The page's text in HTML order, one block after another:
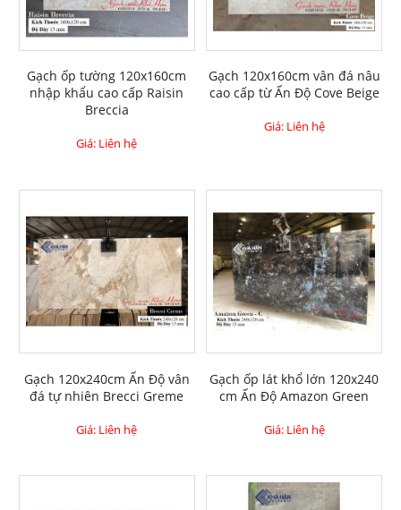
Gạch ốp tường 120x160cm
nhập khẩu cao cấp Raisin
Breccia
Giá: Liên hệ
Gạch 120x160cm vân đá nâu
cao cấp từ Ấn Độ Cove Beige
Giá: Liên hệ
Gạch 120x240cm Ấn Độ vân
đá tự nhiên Brecci Greme
Giá: Liên hệ
Gạch ốp lát khổ lớn 120x240
cm Ấn Độ Amazon Green
Giá: Liên hệ